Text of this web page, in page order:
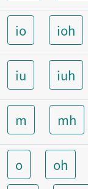
io ioh
iu iuh
m mh
o oh